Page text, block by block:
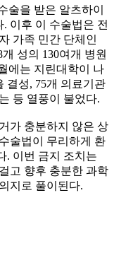
술을 받은 알츠하이
이후 이 수술법은 전
가족 민간 단체인
성의 130여개 병원
에는 지린대학이 나
결성, 75개 의료기관
등 열풍이 불었다.
가 충분하지 않은 상
술법이 무리하게 환
. 이번 금지 조치는
고 향후 충분한 과학
지로 풀이된다.